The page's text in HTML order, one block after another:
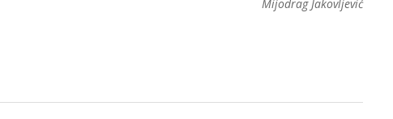
Mijodrag Jakovljević